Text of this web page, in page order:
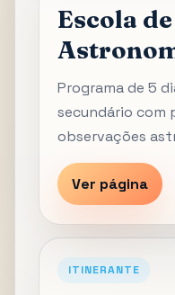
Escola
Programa de 5
secundário com
observações
Ver página
ITINERANTE